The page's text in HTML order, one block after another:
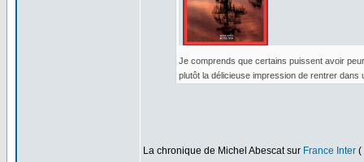
Je comprends que certains puissent avoir
plutôt la délicieuse impression de rentrer dans
La chronique de Michel Abescat sur France Inter (